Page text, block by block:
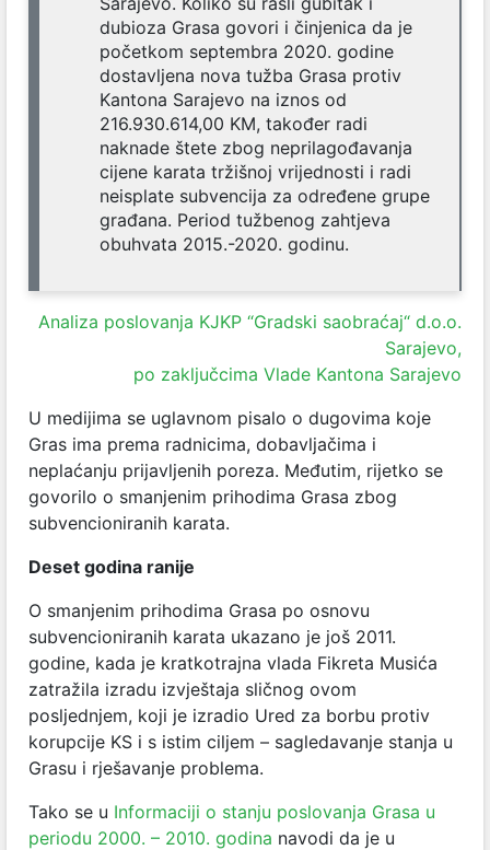
dubioza Grasa govori i činjenica da je
početkom septembra 2020. godine
dostavljena nova tužba Grasa protiv
Kantona Sarajevo na iznos od
216.930.614,00 KM, također radi
naknade štete zbog neprilagođavanja
cijene karata tržišnoj vrijednosti i radi
neisplate subvencija za određene grupe
građana. Period tužbenog zahtjeva
obuhvata 2015.-2020. godinu.
Analiza poslovanja KJKP “Gradski saobraćaj“ d.o.o.
Sarajevo,
po zaključcima Vlade Kantona Sarajevo
U medijima se uglavnom pisalo o dugovima koje
Gras ima prema radnicima, dobavljačima i
neplaćanju prijavljenih poreza. Međutim, rijetko se
govorilo o smanjenim prihodima Grasa zbog
subvencioniranih karata.
Deset godina ranije
O smanjenim prihodima Grasa po osnovu
subvencioniranih karata ukazano je još 2011.
godine, kada je kratkotrajna vlada Fikreta Musića
zatražila izradu izvještaja sličnog ovom
posljednjem, koji je izradio Ured za borbu protiv
korupcije KS i s istim ciljem – sagledavanje stanja u
Grasu i rješavanje problema.
Tako se u Informaciji o stanju poslovanja Grasa u
periodu 2000. – 2010. godina navodi da je u